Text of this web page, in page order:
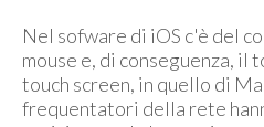
Nel sofware di iOS c'è del
mouse e, di conseguenza, il
touch screen, in quello di
frequentatori della rete